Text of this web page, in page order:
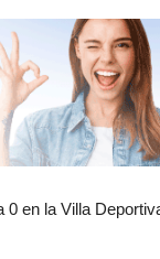
en la Villa